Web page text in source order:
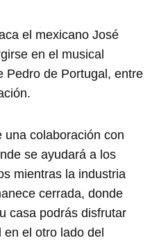
el mexicano José
en el musical
Pedro de Portugal, entre
una colaboración con
se ayudará a los
mientras la industria
cerrada, donde
casa podrás disfrutar
el otro lado del